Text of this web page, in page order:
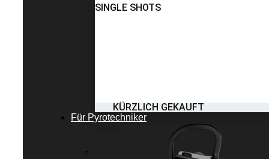
SINGLE SHOTS
KÜRZLICH GEKAUFT
Für Pyrotechniker